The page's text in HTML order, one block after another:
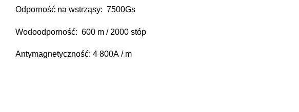
Odporność na wstrząsy: 7500Gs
Wodoodporność: 600 m / 2000 stóp
Antymagnetyczność: 4 800A / m